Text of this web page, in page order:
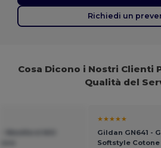
Richiedi un
Cosa Dicono i Nostri Clienti
Qualità del
★★★★★
Gildan GN641 -
Softstyle Cotone